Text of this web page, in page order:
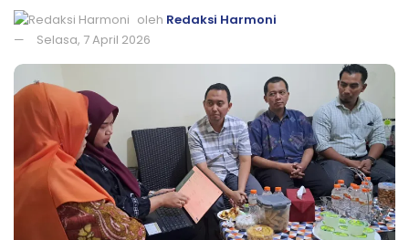
oleh Redaksi Harmoni
Selasa, 7 April 2026